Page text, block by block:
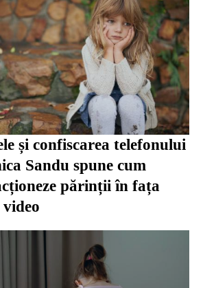
și confiscarea telefonului
Sandu spune cum
părinții în fața
video